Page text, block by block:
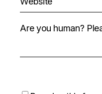
Are you human?